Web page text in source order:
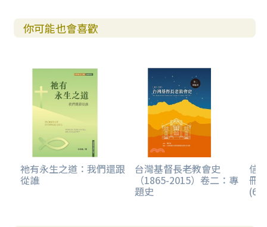
「通霄」得拯救的勝利
宜蘭的歸信消除種族偏見／
福音在硬土羅東的勝利／
宜蘭市需要一間教士會所／
大浪翻滾的花蓮港／
鳳林簿記員的歸信大有鼓舞效應／
上帝的忠僕陳其祥安息主懷
卷三
第九章 婦女宣道會在台的豐碩貢獻
為台灣失學婦女設立女學機構／
你可能也會喜歡
祂有永生之道：我們還跟
從誰
台灣基督長老教會史
（1865-2015）卷二：專
題史
信
冊)